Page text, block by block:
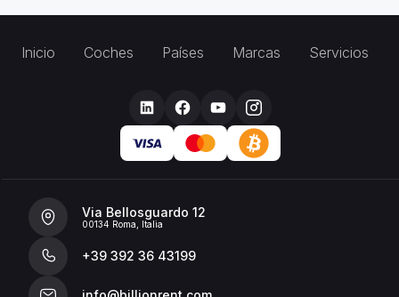
Inicio Coches Países Marcas Servicios
Via Bellosguardo 12
00134 Roma, Italia
+39 392 36 43199